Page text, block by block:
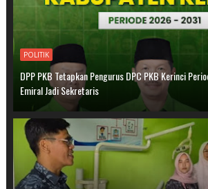
POLITIK
DPP PKB Tetapkan Pengurus DPC PKB Kerinci
Emiral Jadi Sekretaris